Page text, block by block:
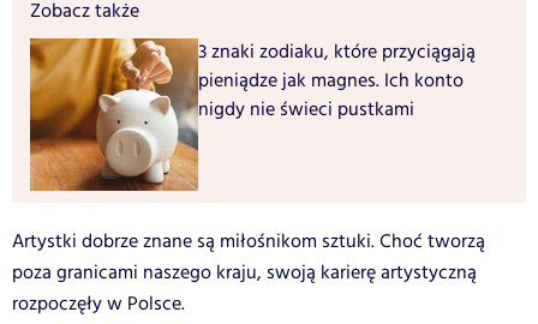
Zobacz także
3 znaki zodiaku, które przyciągają
pieniądze jak magnes. Ich konto
nigdy nie świeci pustkami
Artystki dobrze znane są miłośnikom sztuki. Choć tworzą
poza granicami naszego kraju, swoją karierę artystyczną
rozpoczęły w Polsce.